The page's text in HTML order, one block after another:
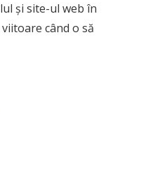
și site-ul web în
când o să